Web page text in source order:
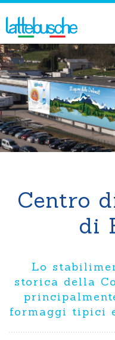
Centro di produzione
Centro
di
Lo
storica della
formaggi tipici